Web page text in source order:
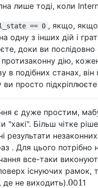
лише тоді, коли
== 0 , якщо, якщо
одну з інших дій і
доки ви
дію,
в подібних станах,
просто підкріплюєте
є дуже простим,
"хакі". Більш чітке
результати
. Для цього
все-таки
існуючих
де не виходить).0011